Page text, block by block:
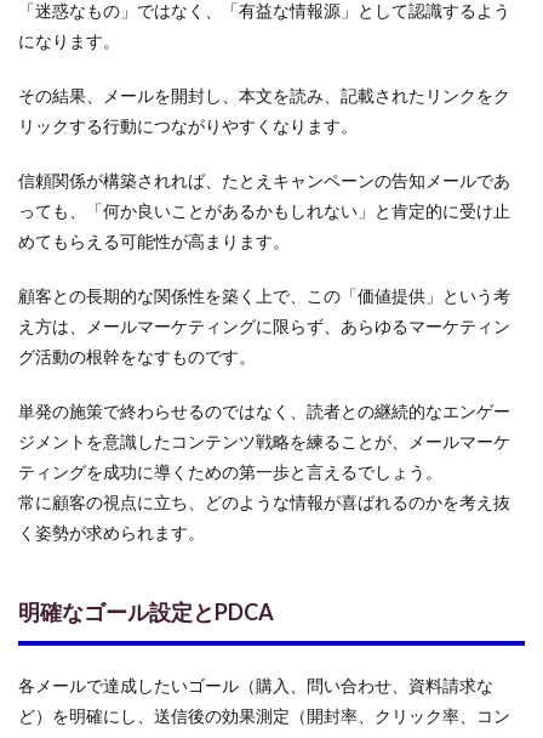
「迷惑なもの」ではなく、「有益な情報源」として認識するよう
になります。
その結果、メールを開封し、本文を読み、記載されたリンクをク
リックする行動につながりやすくなります。
信頼関係が構築されれば、たとえキャンペーンの告知メールであ
っても、「何か良いことがあるかもしれない」と肯定的に受け止
めてもらえる可能性が高まります。
顧客との長期的な関係性を築く上で、この「価値提供」という考
え方は、メールマーケティングに限らず、あらゆるマーケティン
グ活動の根幹をなすものです。
単発の施策で終わらせるのではなく、読者との継続的なエンゲー
ジメントを意識したコンテンツ戦略を練ることが、メールマーケ
ティングを成功に導くための第一歩と言えるでしょう。
常に顧客の視点に立ち、どのような情報が喜ばれるのかを考え抜
く姿勢が求められます。
明確なゴール設定とPDCA
各メールで達成したいゴール（購入、問い合わせ、資料請求な
ど）を明確にし、送信後の効果測定（開封率、クリック率、コン